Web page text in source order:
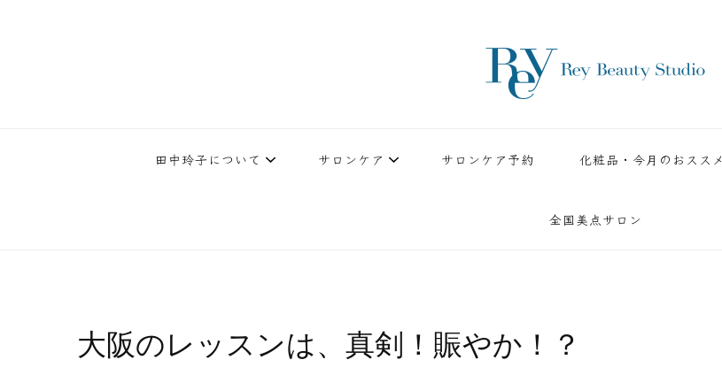
田中玲子について サロンケア サロンケア予約 化粧品・今月のおススメ
全国美点サロン
大阪のレッスンは、真剣！賑やか！？